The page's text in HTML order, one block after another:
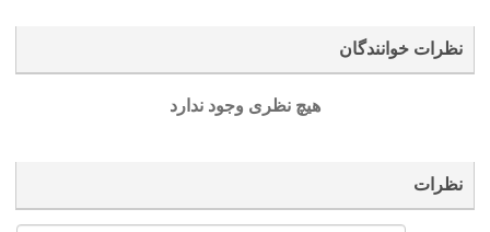
نظرات خوانندگان
هیچ نظری وجود ندارد
نظرات